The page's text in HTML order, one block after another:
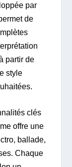
par
de
partir de
style
clés
offre une
ballade,
Chaque